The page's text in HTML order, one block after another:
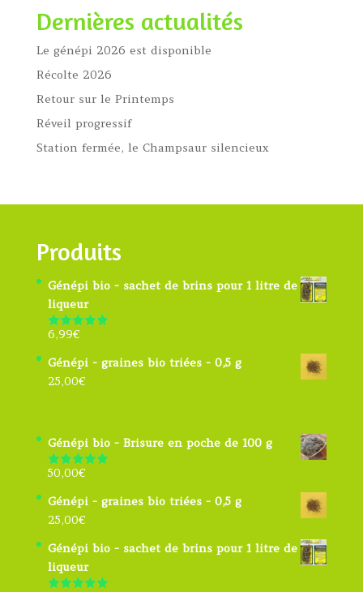
Dernières actualités
Le génépi 2026 est disponible
Récolte 2026
Retour sur le Printemps
Réveil progressif
Station fermée, le Champsaur silencieux
Produits
Génépi bio - sachet de brins pour 1 litre de
liqueur
Note4.91
6,99€
Génépi - graines bio triées - 0,5 g
25,00€
Génépi bio - Brisure en poche de 100 g
Note5.00
50,00€
Génépi - graines bio triées - 0,5 g
25,00€
Génépi bio - sachet de brins pour 1 litre de
liqueur